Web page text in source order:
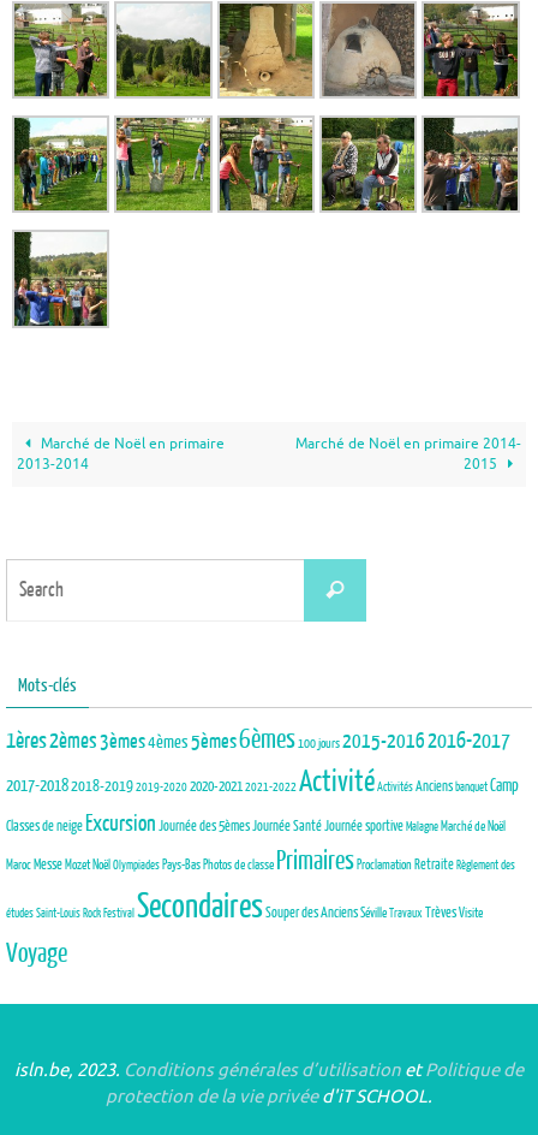
Marché de Noël en primaire
2013-2014
Marché de Noël en primaire 2014-
2015
Search
Mots-clés
1ères2èmes3èmes4èmes5èmes6èmes100 jours2015-20162016-2017
2017-20182018-20192019-20202020-20212021-2022 ActivitéActivitésAnciens banquetCamp
Classes de neige Excursion Journée des 5èmesJournée SantéJournée sportive Malagne Marché de Noël
Maroc Messe Mozet NoëlOlympiades Pays-Bas Photos de classe Primaires Proclamation Retraite Règlement des
étudesSaint-Louis Rock Festival SecondairesSouper des AnciensSévilleTravauxTrèvesVisite
Voyage
isln.be, 2023. Conditions générales d’utilisation etPolitique de
protection de la vie privéed'iT SCHOOL.